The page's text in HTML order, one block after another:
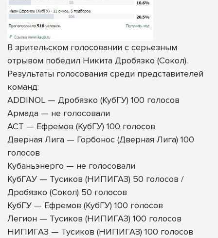
В зрительском голосовании с серьезным
отрывом победил Никита Дробязко (Сокол).
Результаты голосования среди представителей
команд:
ADDINOL — Дробязко (КубГУ) 100 голосов
Армада — не голосовали
АСТ — Ефремов (КубГУ) 100 голосов
Дверная Лига — Горбонос (Дверная Лига) 100
голосов
Кубаньэнерго — не голосовали
КубГАУ — Тусиков (НИПИГАЗ) 50 голосов /
Дробязко (Сокол) 50 голосов
КубГУ — Ефремов (КубГУ) 100 голосов
Легион — Тусиков (НИПИГАЗ) 100 голосов
НИПИГАЗ — Тусиков (НИПИГАЗ) 100 голосов